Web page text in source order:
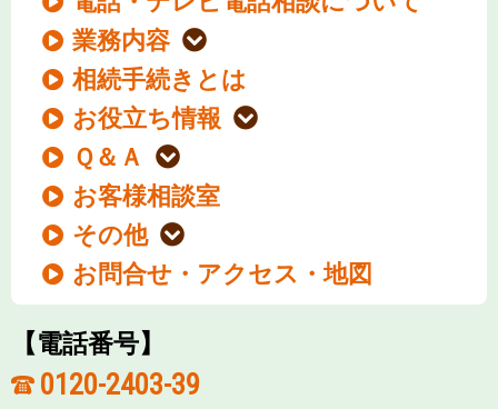
業務内容
相続手続きとは
お役立ち情報
Ｑ＆Ａ
お客様相談室
その他
お問合せ・アクセス・地図
【電話番号】
0120-2403-39